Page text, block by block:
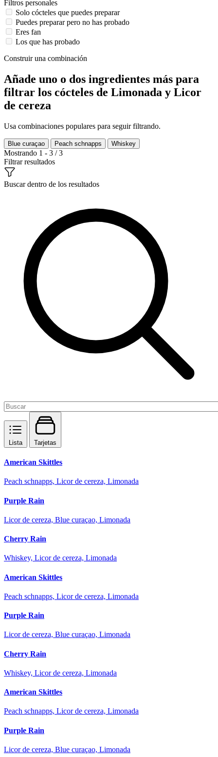
Filtros personales
Solo cócteles que puedes preparar
Puedes preparar pero no has probado
Eres fan
Los que has probado
Construir una combinación
Añade uno o dos ingredientes más para
filtrar los cócteles de Limonada y Licor
de cereza
Usa combinaciones populares para seguir filtrando.
Blue curaçao Peach schnapps Whiskey
Mostrando 1 - 3 / 3
Filtrar resultados
Buscar dentro de los resultados
Lista Tarjetas
American Skittles
Peach schnapps, Licor de cereza, Limonada
Purple Rain
Licor de cereza, Blue curaçao, Limonada
Cherry Rain
Whiskey, Licor de cereza, Limonada
American Skittles
Peach schnapps, Licor de cereza, Limonada
Purple Rain
Licor de cereza, Blue curaçao, Limonada
Cherry Rain
Whiskey, Licor de cereza, Limonada
American Skittles
Peach schnapps, Licor de cereza, Limonada
Purple Rain
Licor de cereza, Blue curaçao, Limonada